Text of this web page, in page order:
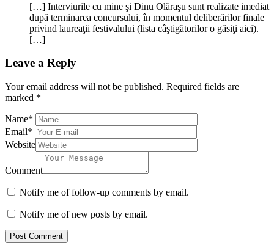
[…] Interviurile cu mine şi Dinu Olăraşu sunt realizate imediat
după terminarea concursului, în momentul deliberărilor finale
privind laureaţii festivalului (lista câştigătorilor o găsiţi aici).
[…]
Leave a Reply
Your email address will not be published. Required fields are
marked *
Name*
Email*
Website
Comment
Notify me of follow-up comments by email.
Notify me of new posts by email.